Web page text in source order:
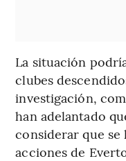
La situación
clubes
investigación,
han adelantado
considerar que se
acciones de